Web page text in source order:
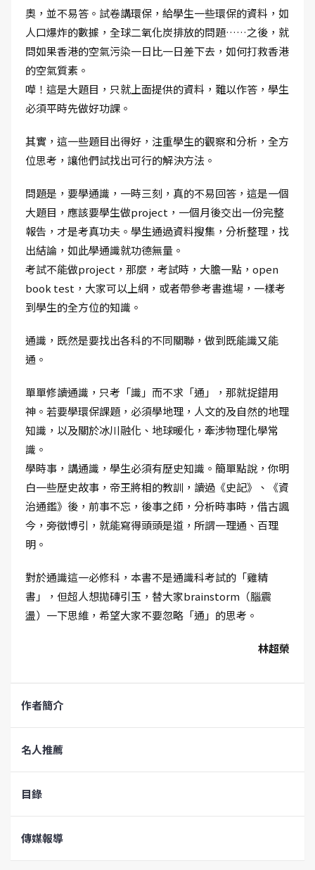
奧，並不易答。試卷講環保，給學生一些環保的資料，如
人口爆炸的數據，全球二氧化炭排放的問題……之後，就
問如果香港的空氣污染一日比一日差下去，如何打救香港
的空氣質素。
嘩！這是大題目，只就上面提供的資料，難以作答，學生
必須平時先做好功課。
其實，這一些題目出得好，注重學生的觀察和分析，全方
位思考，讓他們試找出可行的解決方法。
問題是，要學通識，一時三刻，真的不易回答，這是一個
大題目，應該要學生做project，一個月後交出一份完整
報告，才是考真功夫。學生通過資料搜集，分析整理，找
出結論，如此學通識就功德無量。
考試不能做project，那麼，考試時，大膽一點，open
book test，大家可以上網，或者帶參考書進場，一樣考
到學生的全方位的知識。
通識，既然是要找出各科的不同關聯，做到既能識又能
通。
單單修讀通識，只考「識」而不求「通」，那就捉錯用
神。若要學環保課題，必須學地理，人文的及自然的地理
知識，以及關於冰川融化、地球暖化，牽涉物理化學常
識。
學時事，講通識，學生必須有歷史知識。簡單點說，你明
白一些歷史故事，帝王將相的教訓，讀過《史記》、《資
治通鑑》後，前事不忘，後事之師，分析時事時，借古諷
今，旁徵博引，就能寫得頭頭是道，所謂一理通、百理
明。
對於通識這一必修科，本書不是通識科考試的「雞精
書」，但超人想拋磚引玉，替大家brainstorm（腦震
盪）一下思維，希望大家不要忽略「通」的思考。
林超榮
作者簡介
名人推薦
目錄
傳媒報導